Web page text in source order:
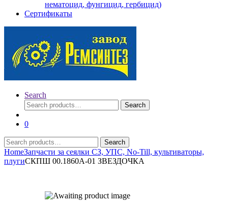
нематоцид, фунгицид, гербицид)
Сертификаты
Search
Search
for:
Search
0
Search
for:
Search
HomeЗапчасти за сеялки СЗ, УПС, No-Till, культиваторы,
плугиСКПШ 00.1860А-01 ЗВЕЗДОЧКА